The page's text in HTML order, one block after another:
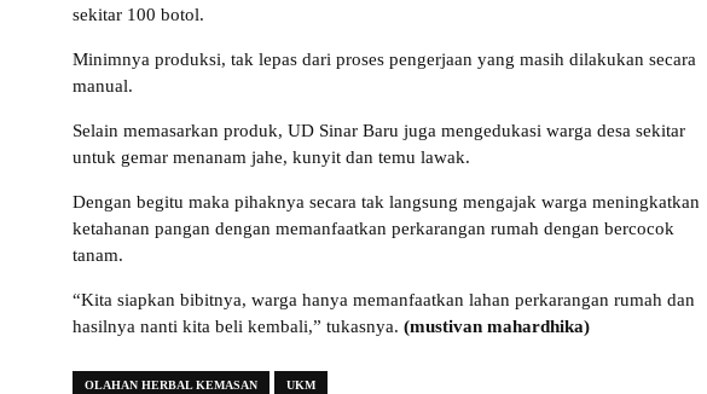
sekitar 100 botol.
Minimnya produksi, tak lepas dari proses pengerjaan yang masih dilakukan secara
manual.
Selain memasarkan produk, UD Sinar Baru juga mengedukasi warga desa sekitar
untuk gemar menanam jahe, kunyit dan temu lawak.
Dengan begitu maka pihaknya secara tak langsung mengajak warga meningkatkan
ketahanan pangan dengan memanfaatkan perkarangan rumah dengan bercocok
tanam.
“Kita siapkan bibitnya, warga hanya memanfaatkan lahan perkarangan rumah dan
hasilnya nanti kita beli kembali,” tukasnya. (mustivan mahardhika)
OLAHAN HERBAL KEMASAN UKM